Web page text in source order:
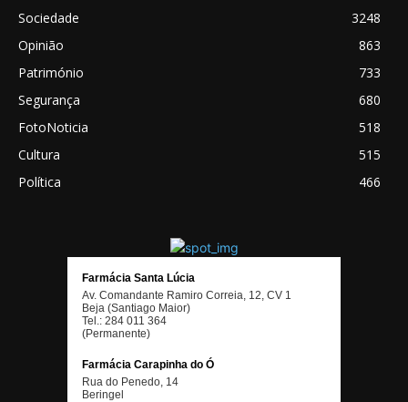
Sociedade
3248
Opinião
863
Património
733
Segurança
680
FotoNoticia
518
Cultura
515
Política
466